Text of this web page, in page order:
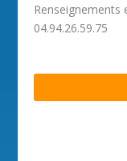
Renseignements
04.94.26.59.75